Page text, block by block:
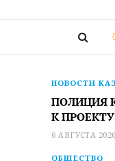
НОВОСТИ
ПОЛИЦИЯ
К
6 АВГУСТА
ОБЩЕСТВО